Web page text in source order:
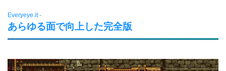
Everyeye.it -
あらゆる面で向上した完全版